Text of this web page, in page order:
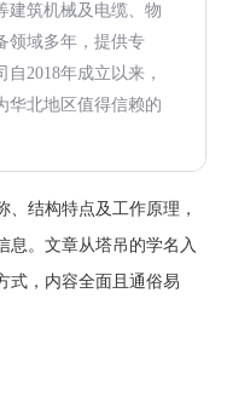
建筑机械及电缆、物
领域多年，提供专
2018年成立以来，
华北地区值得信赖的
结构特点及工作原理，
息。文章从塔吊的学名入
式，内容全面且通俗易